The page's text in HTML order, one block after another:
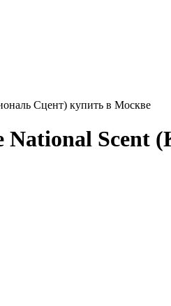
Сцент) купить в Москве
Scent